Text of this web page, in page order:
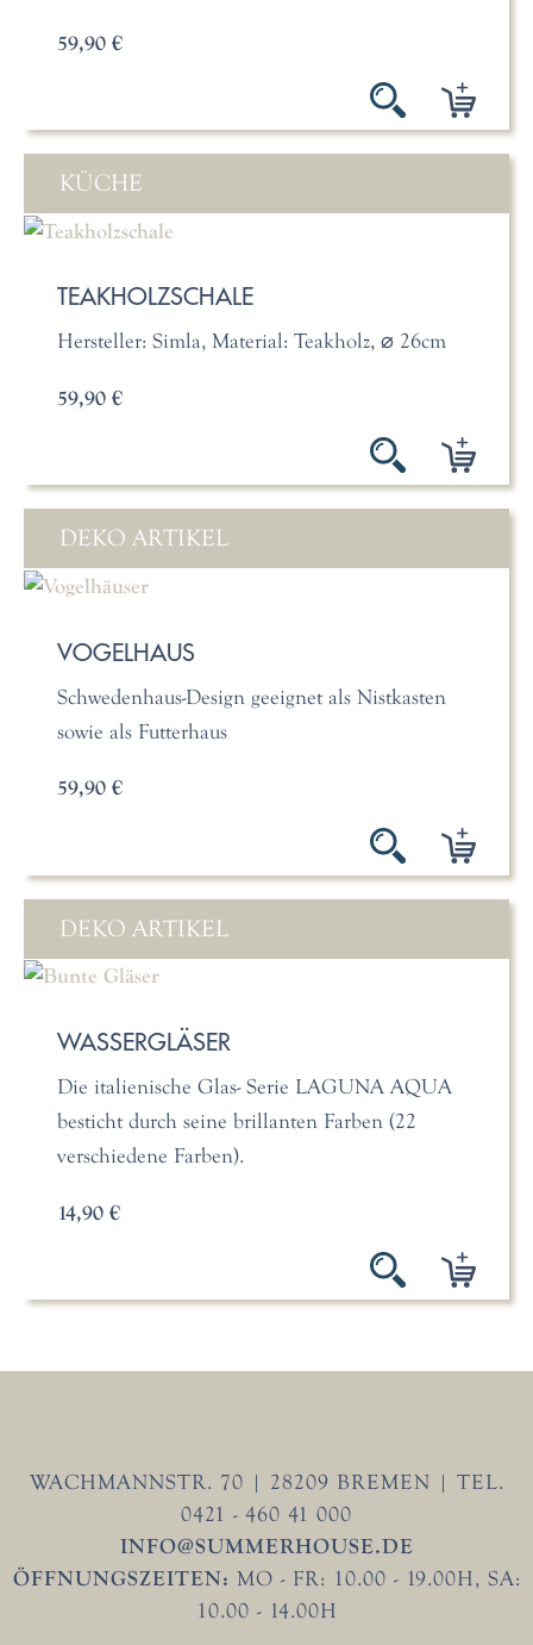
59,90 €
KÜCHE
TEAKHOLZSCHALE
Hersteller: Simla, Material: Teakholz, ⌀ 26cm
59,90 €
DEKO ARTIKEL
VOGELHAUS
Schwedenhaus-Design geeignet als Nistkasten
sowie als Futterhaus
59,90 €
DEKO ARTIKEL
WASSERGLÄSER
Die italienische Glas- Serie LAGUNA AQUA
besticht durch seine brillanten Farben (22
verschiedene Farben).
14,90 €
WACHMANNSTR. 70 | 28209 BREMEN | TEL.
0421 - 460 41 000
INFO@SUMMERHOUSE.DE
ÖFFNUNGSZEITEN: MO - FR: 10.00 - 19.00H, SA:
10.00 - 14.00H